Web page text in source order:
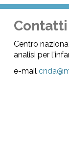
Contatti
Centro
analisi per
e-mail